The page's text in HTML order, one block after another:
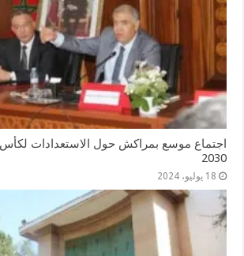
اجتماع موسع بمراكش حول الاستعدادات لكأس
2030
18 يوليو، 2024